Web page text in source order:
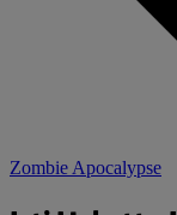
Zombie Apocalypse